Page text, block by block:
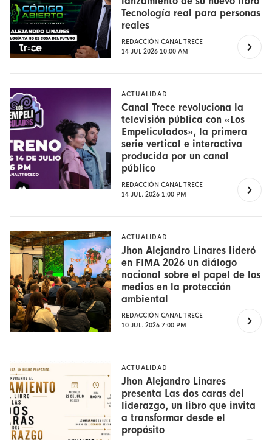
Tecnología real para personas
reales
REDACCIÓN CANAL TRECE
14 JUL 2026 10:00 AM
ACTUALIDAD
Canal Trece revoluciona la
televisión pública con «Los
Empeliculados», la primera
serie vertical e interactiva
producida por un canal
público
REDACCIÓN CANAL TRECE
14 JUL. 2026 1:00 PM
ACTUALIDAD
Jhon Alejandro Linares lideró
en FIMA 2026 un diálogo
nacional sobre el papel de los
medios en la protección
ambiental
REDACCIÓN CANAL TRECE
10 JUL. 2026 7:00 PM
ACTUALIDAD
Jhon Alejandro Linares
presenta Las dos caras del
liderazgo, un libro que invita
a transformar desde el
propósito